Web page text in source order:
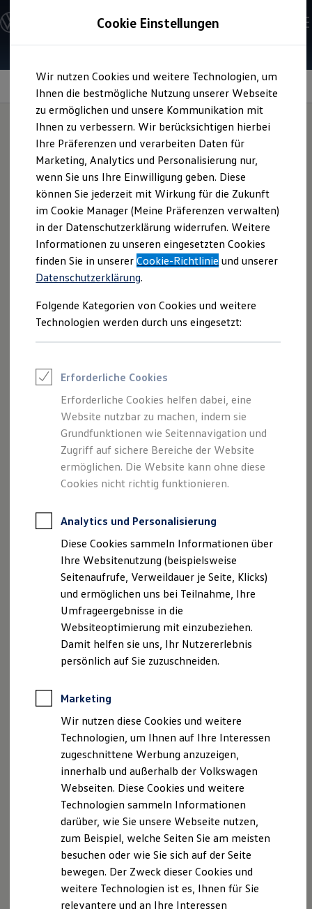
Hauptinhalt
springen
Footer
springen
Modelle und Konfigurator
Konfigurator
Modelle vergleichen
Elektroautos
ENERGY Sondermodelle
Nutzfahrzeuge
SUV und CUV
Familienautos
Kombis
Kompaktwagen
Sportwagen
Schnell verfügbare Fahrzeuge
Angebote und Produkte
Aktuelle Angebote
E-Auto-Förderung
Volkswagen Marktplatz
Die ENERGY Sondermodelle
Junge Gebrauchtwagen und Gebrauchtwagen
Volkswagen Zertifizierte Gebrauchtwagen
Elektromobilität bei Gebrauchtwagen
Saisonangebote
Reifenpakete
Leasing
Leasing-Angebote
Elektroauto Leasing
Kleinwagen-Leasing
Leasing ohne Anzahlung
Finanzierung
Autokredit mit Schlussrate
Versicherungen und Garantien
Kfz-Versicherung
Restschuldversicherungen
Garantien
Professional Class bei Volkswagen
Behörden
Direktkunden
Sonderfahrzeuge
Anpfiff zum Gewinn
Elektromobilität
Elektroautos
ID. Tutorials
Elektrofahrzeugkonzepte
ID. EVERY1
Reichweite
Rekuperation
Laden unterwegs
Laden Zuhause
Ladestationen finden
Ladezeitensimulator
Batterie
Sicherheit
Nachhaltigkeit
Technologie
Kosten und Kauf
Verbrauchskosten
Kaufoptionen
E-Auto-Förderung
Software und Konnektivität
Die ID. Software 6
Information
19-Zoll-
Leichtmetallfelgen
„Suzuka“für Ihren
T‑Rocoder IhrT‑Roc
Cabriolet
Sportliches Auftreten mit diesen Leichtmetallfelgen aus
Graphite Metallic unterstreichen mit ihrem 5-
Doppelspeichen-Design die Dynamik des Fahrzeugs. Fragen
Sie die Felgen gern bei Ihrem VolkswagenPartner an.
19-Zoll-Leichtmetallfelgen „Suzuka“ anfragen
Datenschutzerklärungen
Angaben zum Digital Services Act (DSA)
EU Data Act
Produktsicherheitsinformationen
Vertrag Widerrufen
Disclaimer von Volkswagen AG
Die in dieser Darstellung gezeigten Fahrzeuge und
Ausstattungen können in einzelnen Details vom aktuellen
deutschen Lieferprogramm abweichen. Abgebildet sind
teilweise Sonderausstattungen der Fahrzeuge gegen
Bitte beachten Sie auch unseren Konfigurator für eine
Cookie Einstellungen
Wir nutzen Cookies und weitere Technologien, um
Ihnen die bestmögliche Nutzung unserer Webseite
zu ermöglichen und unsere Kommunikation mit
Ihnen zu verbessern. Wir berücksichtigen hierbei
Ihre Präferenzen und verarbeiten Daten für
Marketing, Analytics und Personalisierung nur,
wenn Sie uns Ihre Einwilligung geben. Diese
können Sie jederzeit mit Wirkung für die Zukunft
im Cookie Manager (Meine Präferenzen verwalten)
in der Datenschutzerklärung widerrufen. Weitere
Informationen zu unseren eingesetzten Cookies
finden Sie in unsererCookie-Richtlinie und unserer
Datenschutzerklärung.
Folgende Kategorien von Cookies und weitere
Technologien werden durch uns eingesetzt:
Erforderliche Cookies
Erforderliche Cookies helfen dabei, eine
Website nutzbar zu machen, indem sie
Grundfunktionen wie Seitennavigation und
Zugriff auf sichere Bereiche der Website
ermöglichen. Die Website kann ohne diese
Cookies nicht richtig funktionieren.
Analytics und Personalisierung
Diese Cookies sammeln Informationen über
Ihre Websitenutzung (beispielsweise
Seitenaufrufe, Verweildauer je Seite, Klicks)
und ermöglichen uns bei Teilnahme, Ihre
Umfrageergebnisse in die
Websiteoptimierung mit einzubeziehen.
Damit helfen sie uns, Ihr Nutzererlebnis
persönlich auf Sie zuzuschneiden.
Marketing
Wir nutzen diese Cookies und weitere
Technologien, um Ihnen auf Ihre Interessen
zugeschnittene Werbung anzuzeigen,
innerhalb und außerhalb der Volkswagen
Webseiten. Diese Cookies und weitere
Technologien sammeln Informationen
darüber, wie Sie unsere Webseite nutzen,
zum Beispiel, welche Seiten Sie am meisten
besuchen oder wie Sie sich auf der Seite
bewegen. Der Zweck dieser Cookies und
weitere Technologien ist es, Ihnen für Sie
relevantere und an Ihre Interessen